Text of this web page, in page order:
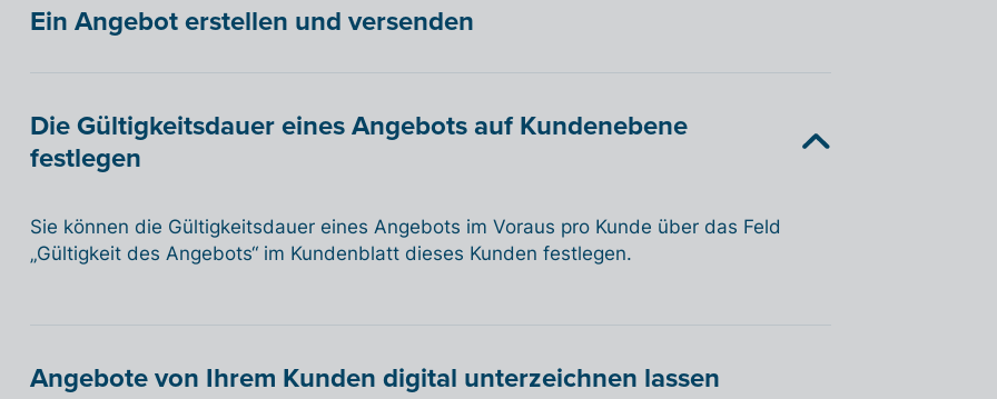
Ein Angebot erstellen und versenden
Die Gültigkeitsdauer eines Angebots auf Kundenebene
festlegen
Sie können die Gültigkeitsdauer eines Angebots im Voraus pro Kunde über das Feld
„Gültigkeit des Angebots“ im Kundenblatt dieses Kunden festlegen.
Angebote von Ihrem Kunden digital unterzeichnen lassen